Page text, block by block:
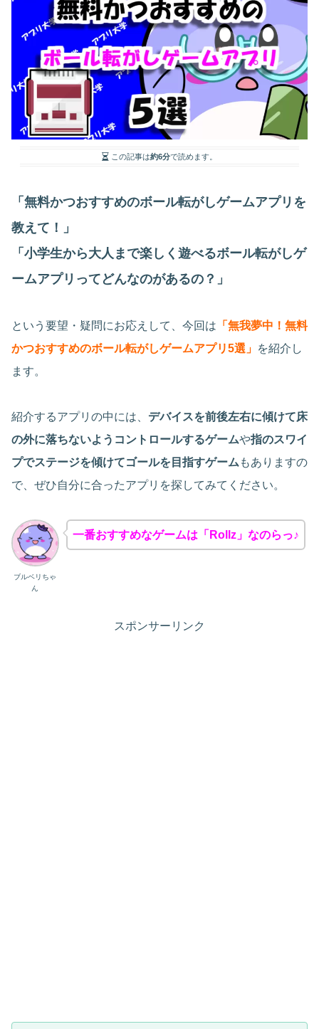
この記事は約6分で読めます。
「無料かつおすすめのボール転がしゲームアプリを
教えて！」
「小学生から大人まで楽しく遊べるボール転がしゲ
ームアプリってどんなのがあるの？」
という要望・疑問にお応えして、今回は 「無我夢中！無料
かつおすすめのボール転がしゲームアプリ5選」 を紹介し
ます。
紹介するアプリの中には、 デバイスを前後左右に傾けて床
の外に落ちないようコントロールするゲームや指のスワイ
プでステージを傾けてゴールを目指すゲーム もありますの
で、ぜひ自分に合ったアプリを探してみてください。
ブルベリちゃ
ん
一番おすすめなゲームは「Rollz」なのらっ♪
スポンサーリンク